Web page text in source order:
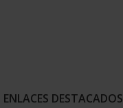
ENLACES DESTACADOS